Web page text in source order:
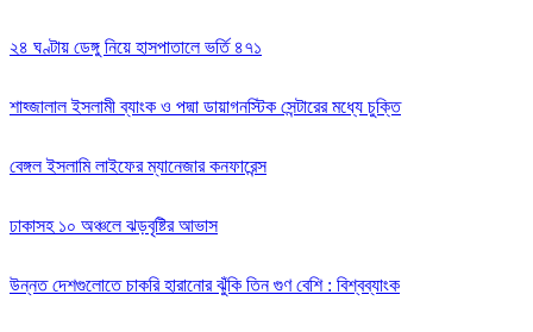
২৪ ঘণ্টায় ডেঙ্গু নিয়ে হাসপাতালে ভর্তি ৪৭১
শাহ্জালাল ইসলামী ব্যাংক ও পদ্মা ডায়াগনস্টিক সেন্টারের মধ্যে চুক্তি
বেঙ্গল ইসলামি লাইফের ম্যানেজার কনফারেন্স
ঢাকাসহ ১০ অঞ্চলে ঝড়বৃষ্টির আভাস
উন্নত দেশগুলোতে চাকরি হারানোর ঝুঁকি তিন গুণ বেশি : বিশ্বব্যাংক